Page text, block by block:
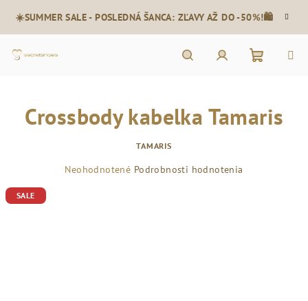
obsah
☀️SUMMER SALE - POSLEDNÁ ŠANCA: ZĽAVY AŽ DO -50%!🛍️
košík
Crossbody kabelka Tamaris
TAMARIS
Priemerné
Neohodnotené Podrobnosti hodnotenia
SALE